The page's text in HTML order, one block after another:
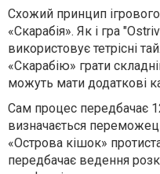
Схожий принцип
«Скарабія». Як і гра
використовує тетрісні
«Скарабію» грати
можуть мати додаткові
Сам процес передбачає
визначається
«Острова кішок»
передбачає ведення